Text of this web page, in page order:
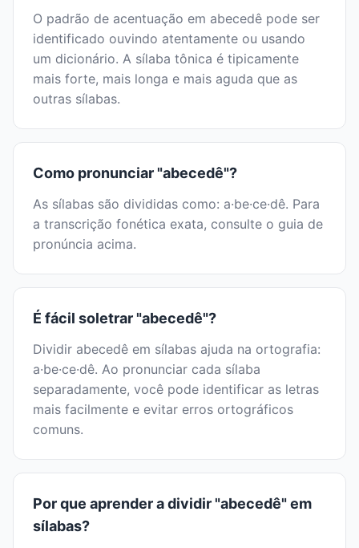
O padrão de acentuação em abecedê pode ser
identificado ouvindo atentamente ou usando
um dicionário. A sílaba tônica é tipicamente
mais forte, mais longa e mais aguda que as
outras sílabas.
Como pronunciar "abecedê"?
As sílabas são divididas como: a·be·ce·dê. Para
a transcrição fonética exata, consulte o guia de
pronúncia acima.
É fácil soletrar "abecedê"?
Dividir abecedê em sílabas ajuda na ortografia:
a·be·ce·dê. Ao pronunciar cada sílaba
separadamente, você pode identificar as letras
mais facilmente e evitar erros ortográficos
comuns.
Por que aprender a dividir "abecedê" em
sílabas?